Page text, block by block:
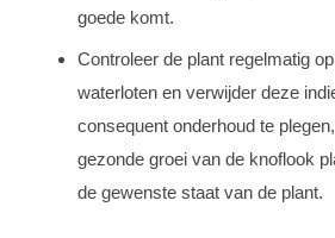
goede komt.
Controleer de plant regelmatig
waterloten en verwijder deze
consequent onderhoud te
gezonde groei van de knoflook
de gewenste staat van de plant.